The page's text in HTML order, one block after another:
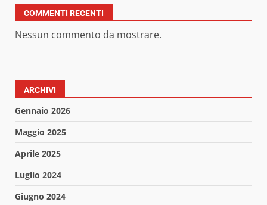
COMMENTI RECENTI
Nessun commento da mostrare.
ARCHIVI
Gennaio 2026
Maggio 2025
Aprile 2025
Luglio 2024
Giugno 2024